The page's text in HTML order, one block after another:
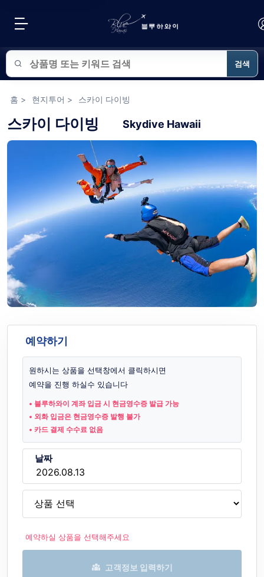
블루하와이 상품 검색
검색
홈 > 현지투어 > 스카이 다이빙
스카이 다이빙 Skydive Hawaii
예약하기
원하시는 상품을 선택창에서 클릭하시면
예약을 진행 하실수 있습니다
• 블루하와이 계좌 입금 시 현금영수증 발급 가능
• 외화 입금은 현금영수증 발행 불가
• 카드 결제 수수료 없음
날짜
예약하실 상품을 선택해주세요
고객정보 입력하기